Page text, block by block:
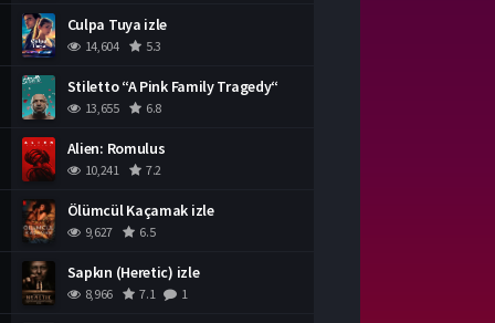
Culpa Tuya izle
14,604 5.3
Stiletto “A Pink Family Tragedy“
13,655 6.8
Alien: Romulus
10,241 7.2
Ölümcül Kaçamak izle
9,627 6.5
Sapkın (Heretic) izle
8,966 7.1 1